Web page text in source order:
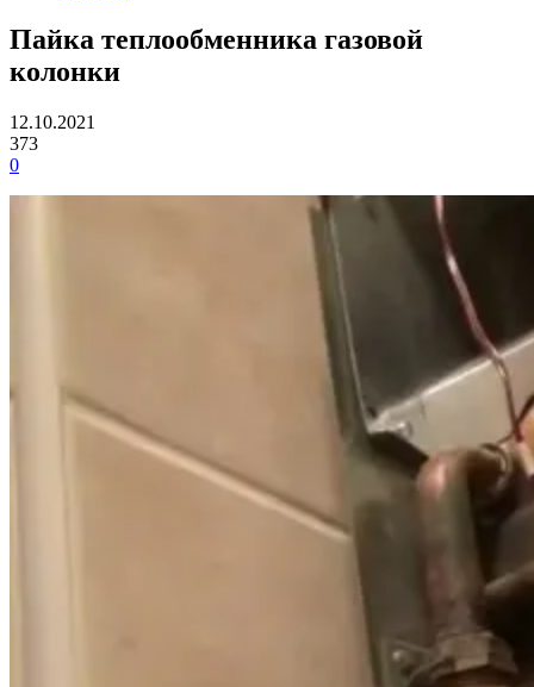
Пайка теплообменника газовой
колонки
12.10.2021
373
0